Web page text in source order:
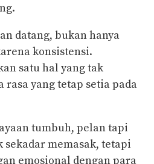
datang, bukan hanya
konsistensi.
satu hal yang tak
yang tetap setia pada
tumbuh, pelan tapi
sekadar memasak, tetapi
emosional dengan para